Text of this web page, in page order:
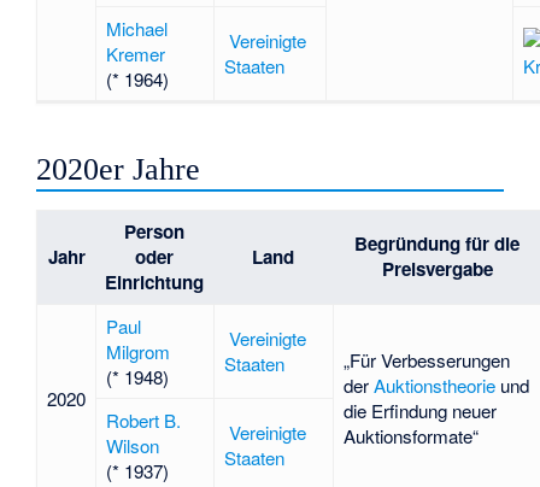
Michael
Kremer
(* 1964)
Vereinigte
Staaten
2020er Jahre
Jahr
Person
oder
Einrichtung
Land
Begründung für die
Preisvergabe
2020
Paul
Milgrom
(* 1948)
Vereinigte
Staaten
„Für Verbesserungen
derAuktionstheorieund
die Erfindung neuer
Auktionsformate“
Robert B.
Wilson
(* 1937)
Vereinigte
Staaten